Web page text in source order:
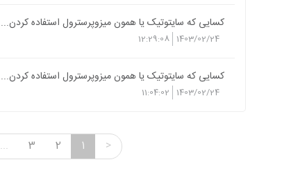
کسایی که سایتوتیک یا همون میزوپرسترول استفاده کردن...
1403/02/24
12:29:08
کسایی که سایتوتیک یا همون میزوپرسترول استفاده کردن...
1403/02/24
11:04:02
>
1
2
3
...